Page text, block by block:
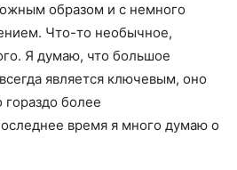
образом и с немного
Что-то необычное,
Я думаю, что большое
является ключевым, оно
более
время я много думаю о